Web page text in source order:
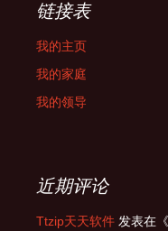
链接表
我的主页
我的家庭
我的领导
近期评论
Ttzip天天软件 发表在《